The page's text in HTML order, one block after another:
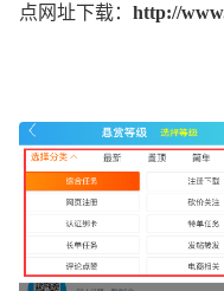
点网址下载： http://